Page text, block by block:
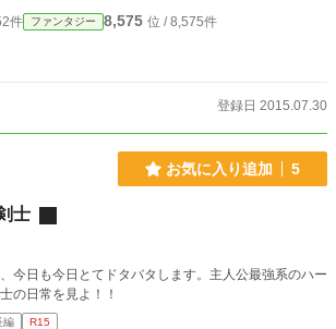
。 これはこれから5年後の話。 18歳となったアルク
る職に着いて、自身の騎士団を抱えていた。彼は皇国
の騎士団を鍛えながら生活していた。ある日、ザイリ
してくる。これは平和となった国で生きていた主人
件 ファンタジー 8,575 位 / 8,575件
登録日 2015.07.30
お気に入り追加 5
士
今日も今日とてドタバタします。主人公最強系のハー
の日常を見よ！！
編 R15